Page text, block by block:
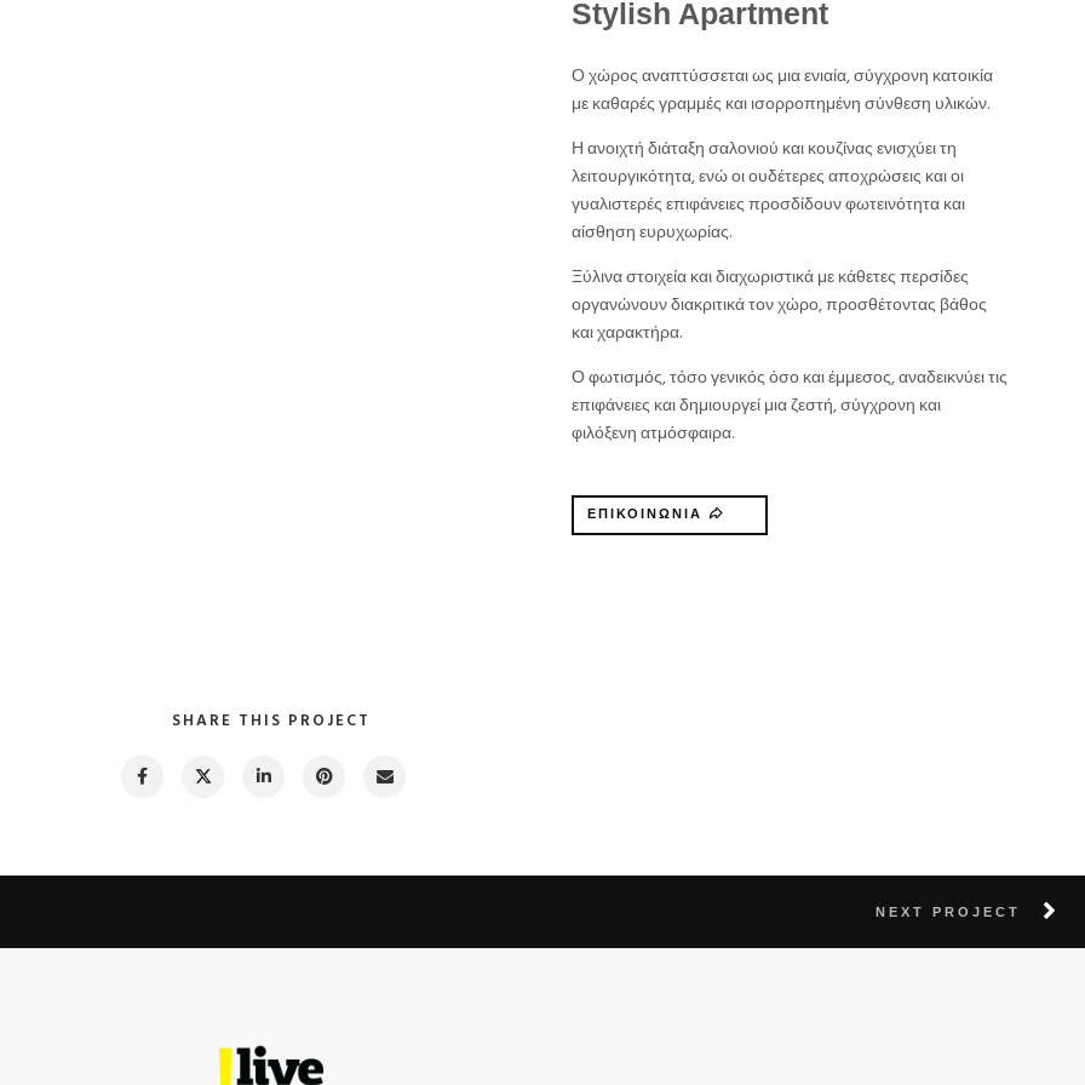
Stylish Apartment
Ο χώρος αναπτύσσεται ως μια ενιαία, σύγχρονη κατοικία
με καθαρές γραμμές και ισορροπημένη σύνθεση υλικών.
Η ανοιχτή διάταξη σαλονιού και κουζίνας ενισχύει τη
λειτουργικότητα, ενώ οι ουδέτερες αποχρώσεις και οι
γυαλιστερές επιφάνειες προσδίδουν φωτεινότητα και
αίσθηση ευρυχωρίας.
Ξύλινα στοιχεία και διαχωριστικά με κάθετες περσίδες
οργανώνουν διακριτικά τον χώρο, προσθέτοντας βάθος
και χαρακτήρα.
Ο φωτισμός, τόσο γενικός όσο και έμμεσος, αναδεικνύει τις
επιφάνειες και δημιουργεί μια ζεστή, σύγχρονη και
φιλόξενη ατμόσφαιρα.
ΕΠΙΚΟΙΝΩΝΙΑ
SHARE THIS PROJECT
NEXT PROJECT